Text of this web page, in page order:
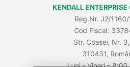
KENDALL ENTERPRISE
Reg.Nr. J2/
Cod Fiscal:
Str. Coasei, Nr.
310431,
Luni - Vineri – 8:00